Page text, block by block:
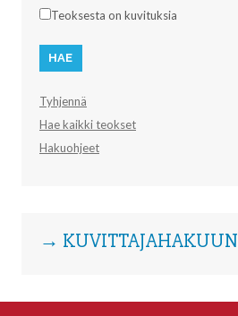
Teoksesta on kuvituksia
Tyhjennä
Hae kaikki teokset
Hakuohjeet
→ KUVITTAJAHAKUUN